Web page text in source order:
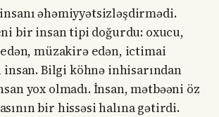
əhəmiyyətsizləşdirmədi.
bir insan tipi doğurdu: oxucu,
edən, müzakirə edən, ictimai
insan. Bilgi köhnə inhisarından
yox olmadı. İnsan, mətbəəni öz
bir hissəsi halına gətirdi.